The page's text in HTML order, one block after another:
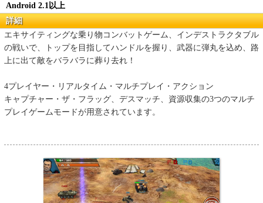
Android 2.1以上
詳細
エキサイティングな乗り物コンバットゲーム、インデストラクタブル
の戦いで、トップを目指してハンドルを握り、武器に弾丸を込め、路
上に出て敵をバラバラに葬り去れ！
4プレイヤー・リアルタイム・マルチプレイ・アクション
キャプチャー・ザ・フラッグ、デスマッチ、資源収集の3つのマルチ
プレイゲームモードが用意されています。